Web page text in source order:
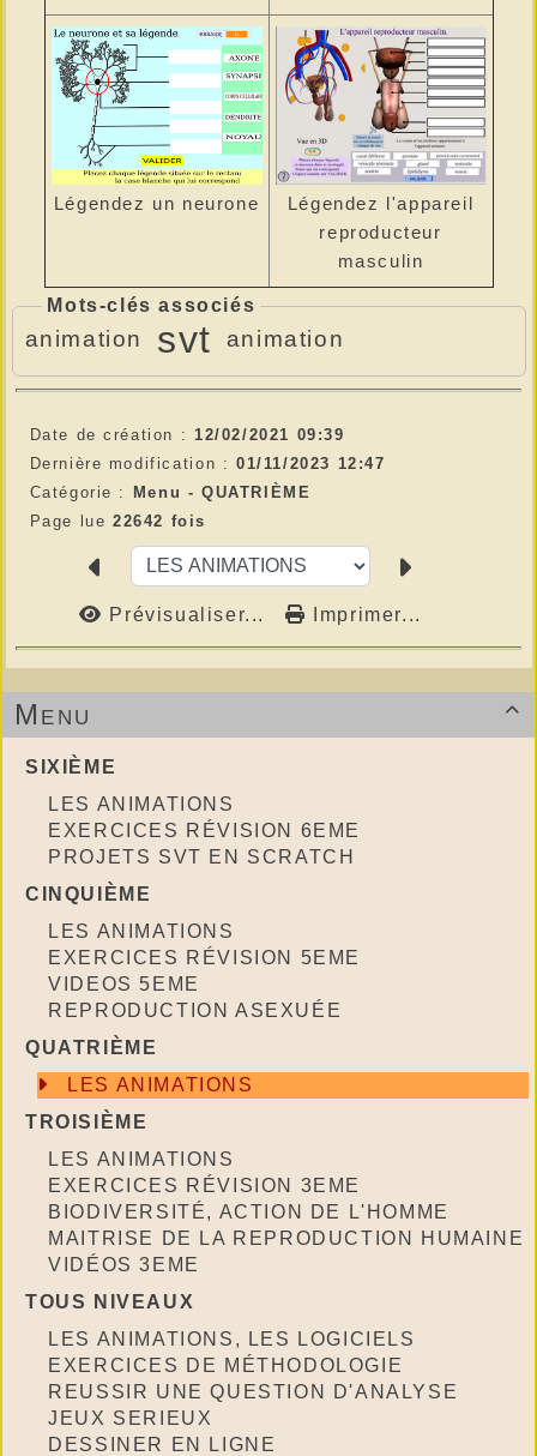

Menu
SIXIÈME
LES ANIMATIONS
EXERCICES RÉVISION 6EME
PROJETS SVT EN SCRATCH
CINQUIÈME
LES ANIMATIONS
EXERCICES RÉVISION 5EME
VIDEOS 5EME
REPRODUCTION ASEXUÉE
QUATRIÈME
LES ANIMATIONS
TROISIÈME
LES ANIMATIONS
EXERCICES RÉVISION 3EME
BIODIVERSITÉ, ACTION DE L'HOMME
MAITRISE DE LA REPRODUCTION HUMAINE
VIDÉOS 3EME
TOUS NIVEAUX
LES ANIMATIONS, LES LOGICIELS
EXERCICES DE MÉTHODOLOGIE
REUSSIR UNE QUESTION D'ANALYSE
JEUX SERIEUX
DESSINER EN LIGNE
Légendez un neurone
Légendez l'appareil
reproducteur
masculin
Mots-clés associés
animation svt animation
Date de création : 12/02/2021 09:39
Dernière modification : 01/11/2023 12:47
Catégorie :
Menu - QUATRIÈME
Page lue 22642 fois
Prévisualiser... Imprimer...